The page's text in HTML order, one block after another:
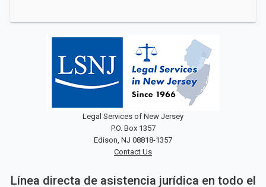
Legal Services of New Jersey
P.O. Box 1357
Edison, NJ 08818-1357
Contact Us
Línea directa de asistencia jurídica en todo el